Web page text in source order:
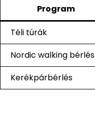
Program
Téli túrák
Nordic walking bérlés
Kerékpárbérlés